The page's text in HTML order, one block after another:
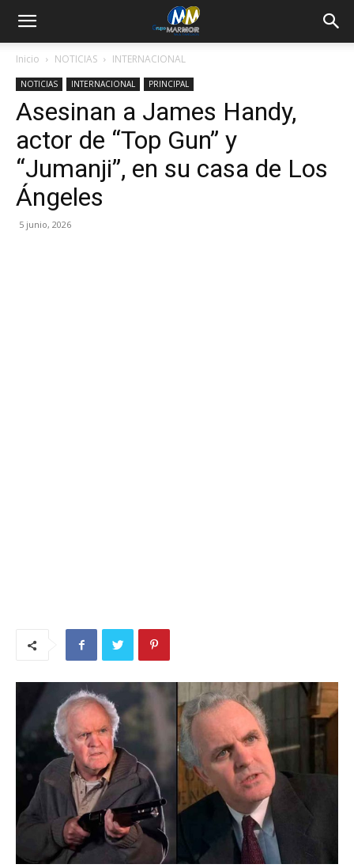
Inicio NOTICIAS INTERNACIONAL
NOTICIAS INTERNACIONAL PRINCIPAL
Asesinan a James Handy,
actor de “Top Gun” y
“Jumanji”, en su casa de Los
Ángeles
5 junio, 2026